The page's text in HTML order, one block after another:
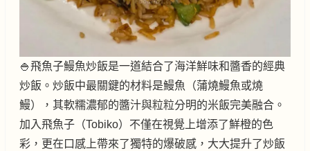
🍚飛魚子鰻魚炒飯是一道結合了海洋鮮味和醬香的經典
炒飯。炒飯中最關鍵的材料是鰻魚（蒲燒鰻魚或燒
鰻），其軟糯濃郁的醬汁與粒粒分明的米飯完美融合。
加入飛魚子（Tobiko）不僅在視覺上增添了鮮橙的色
彩，更在口感上帶來了獨特的爆破感，大大提升了炒飯